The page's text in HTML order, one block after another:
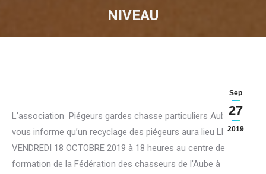
NIVEAU
Sep
27
2019
L’association Piégeurs gardes chasse particuliers Aubois
vous informe qu’un recyclage des piégeurs aura lieu LE
VENDREDI 18 OCTOBRE 2019 à 18 heures au centre de
formation de la Fédération des chasseurs de l’Aube à